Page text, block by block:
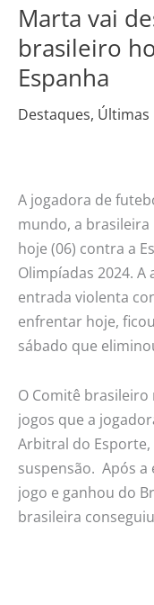
Marta vai
brasileiro
Espanha
Destaques, Últimas
A jogadora de
mundo, a
hoje (06) contra a
Olimpíadas 2024.
entrada violenta
enfrentar hoje,
sábado que
O Comitê
jogos que a
Arbitral do
suspensão. Após a
jogo e ganhou do
brasileira
Marta
vai
desfalcar
a
seleção
forte
Espanha